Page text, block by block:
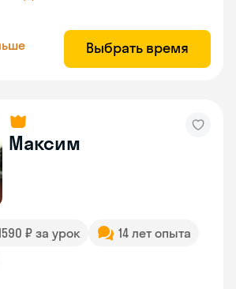
Выбрать время
Максим
₽ за урок
14 лет опыта